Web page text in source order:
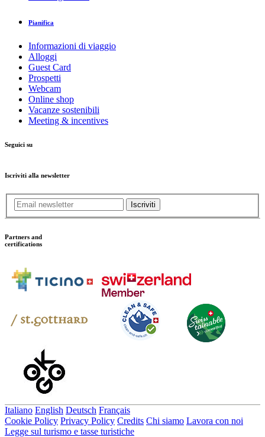
Pianifica
Informazioni di viaggio
Alloggi
Guest Card
Prospetti
Webcam
Online shop
Vacanze sostenibili
Meeting & incentives
Seguici su
Iscriviti alla newsletter
Iscriviti
Partners and
certifications
Italiano English Deutsch Français
Cookie Policy Privacy Policy Credits Chi siamo Lavora con noi
Legge sul turismo e tasse turistiche